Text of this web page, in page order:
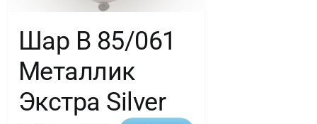
Шар В 85/061
Металлик
Экстра Silver